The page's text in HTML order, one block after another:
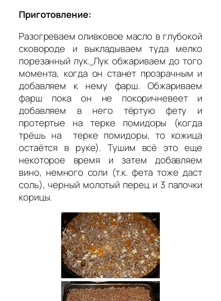
Приготовление:
Разогреваем оливковое масло в глубокой
сковороде и выкладываем туда мелко
порезанный лук. Лук обжариваем до того
момента, когда он станет прозрачным и
добавляем к нему фарш. Обжариваем
фарш пока он не покоричневеет и
добавляем в него тёртую фету и
протертые на терке помидоры (когда
трёшь на терке помидоры, то кожица
остаётся в руке). Тушим всё это еще
некоторое время и затем добавляем
вино, немного соли (т.к. фета тоже даст
соль), черный молотый перец и 3 палочки
корицы.